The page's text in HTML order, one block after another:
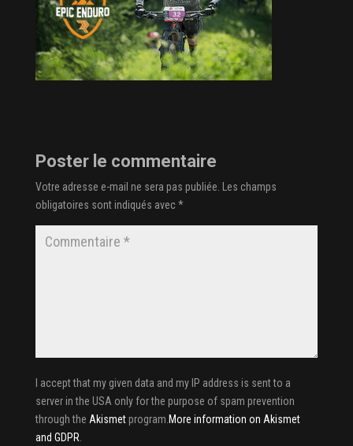
Poster le commentaire
Votre adresse e-mail ne sera pas publiée. Les champs
obligatoires sont indiqués avec*
I accept that my given data and my IP address is sent to a
server in the USA only for the purpose of spam prevention
through the Akismetprogram.More information on Akismet
and GDPR.